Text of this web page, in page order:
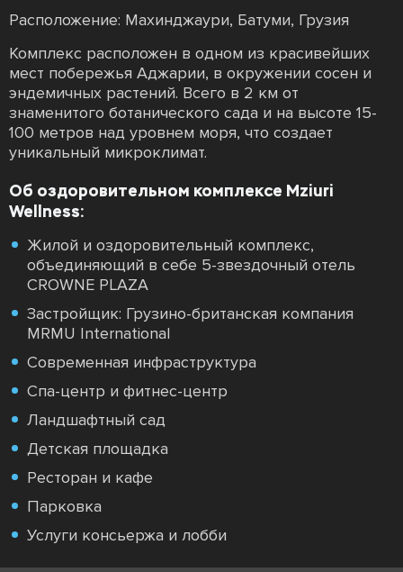
Расположение: Махинджаури, Батуми, Грузия
Комплекс расположен в одном из красивейших
мест побережья Аджарии, в окружении сосен и
эндемичных растений. Всего в 2 км от
знаменитого ботанического сада и на высоте 15-
100 метров над уровнем моря, что создает
уникальный микроклимат.
Об оздоровительном комплексе Mziuri
Wellness:
Жилой и оздоровительный комплекс,
объединяющий в себе 5-звездочный отель
CROWNE PLAZA
Застройщик: Грузино-британская компания
MRMU International
Современная инфраструктура
Спа-центр и фитнес-центр
Ландшафтный сад
Детская площадка
Ресторан и кафе
Парковка
Услуги консьержа и лобби